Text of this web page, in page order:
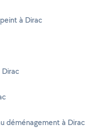
à Dirac
déménagement à Dirac